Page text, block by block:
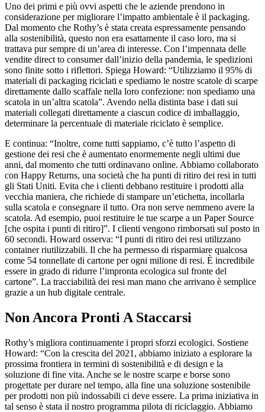
Uno dei primi e più ovvi aspetti che le aziende prendono in
considerazione per migliorare l’impatto ambientale è il packaging.
Dal momento che Rothy’s è stata creata espressamente pensando
alla sostenibilità, questo non era esattamente il caso loro, ma si
trattava pur sempre di un’area di interesse. Con l’impennata delle
vendite direct to consumer dall’inizio della pandemia, le spedizioni
sono finite sotto i riflettori. Spiega Howard: “Utilizziamo il 95% di
materiali di packaging riciclati e spediamo le nostre scatole di scarpe
direttamente dallo scaffale nella loro confezione: non spediamo una
scatola in un’altra scatola”. Avendo nella distinta base i dati sui
materiali collegati direttamente a ciascun codice di imballaggio,
determinare la percentuale di materiale riciclato è semplice.
E continua: “Inoltre, come tutti sappiamo, c’è tutto l’aspetto di
gestione dei resi che è aumentato enormemente negli ultimi due
anni, dal momento che tutti ordinavano online. Abbiamo collaborato
con Happy Returns, una società che ha punti di ritiro dei resi in tutti
gli Stati Uniti. Evita che i clienti debbano restituire i prodotti alla
vecchia maniera, che richiede di stampare un’etichetta, incollarla
sulla scatola e consegnare il tutto. Ora non serve nemmeno avere la
scatola. Ad esempio, puoi restituire le tue scarpe a un Paper Source
[che ospita i punti di ritiro]”. I clienti vengono rimborsati sul posto in
60 secondi. Howard osserva: “I punti di ritiro dei resi utilizzano
container riutilizzabili. Il che ha permesso di risparmiare qualcosa
come 54 tonnellate di cartone per ogni milione di resi. È incredibile
essere in grado di ridurre l’impronta ecologica sul fronte del
cartone”. La tracciabilità dei resi man mano che arrivano è semplice
grazie a un hub digitale centrale.
Non Ancora Pronti A Staccarsi
Rothy’s migliora continuamente i propri sforzi ecologici. Sostiene
Howard: “Con la crescita del 2021, abbiamo iniziato a esplorare la
prossima frontiera in termini di sostenibilità e di design e la
soluzione di fine vita. Anche se le nostre scarpe e borse sono
progettate per durare nel tempo, alla fine una soluzione sostenibile
per prodotti non più indossabili ci deve essere. La prima iniziativa in
tal senso è stata il nostro programma pilota di riciclaggio. Abbiamo